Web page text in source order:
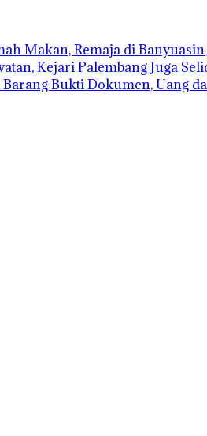
Makan, Remaja di
Kejari Palembang Juga
Bukti Dokumen, Uang